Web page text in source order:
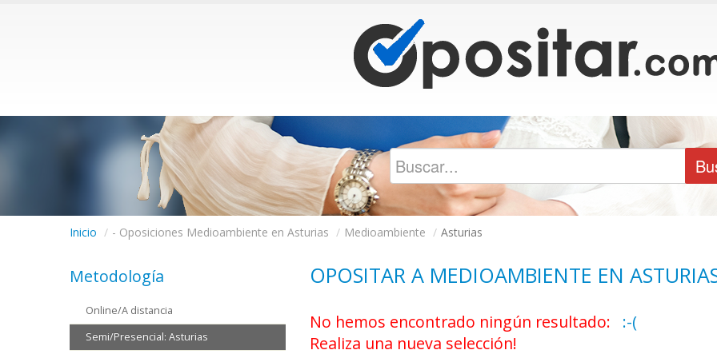
Inicio / - Oposiciones Medioambiente en Asturias / Medioambiente / Asturias
OPOSITAR A MEDIOAMBIENTE EN
No hemos encontrado ningún resultado: :-(
Realiza una nueva selección!
Metodología
Online/A distancia
Semi/Presencial: Asturias